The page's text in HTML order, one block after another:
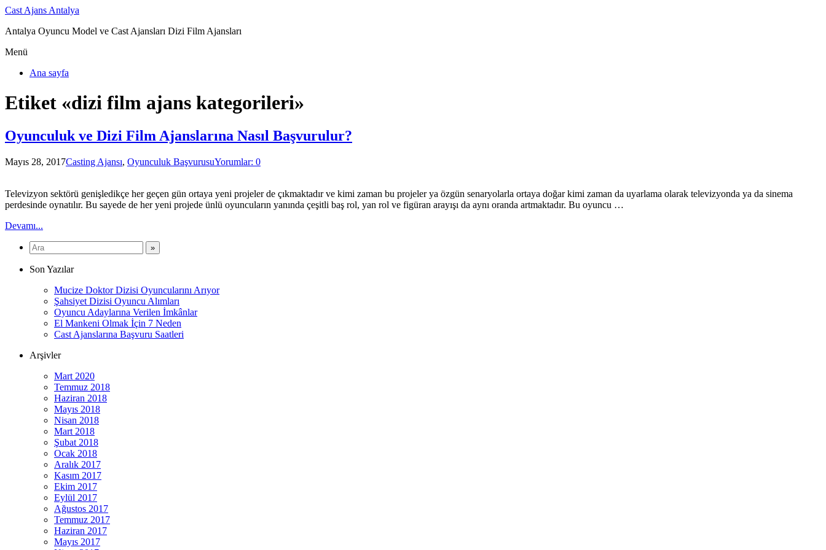
Cast Ajans Antalya
Antalya Oyuncu Model ve Cast Ajansları Dizi Film Ajansları
Menü
Ana sayfa
Etiket «dizi film ajans kategorileri»
Oyunculuk ve Dizi Film Ajanslarına Nasıl Başvurulur?
Mayıs 28, 2017Casting Ajansı, Oyunculuk BaşvurusuYorumlar: 0
Televizyon sektörü genişledikçe her geçen gün ortaya yeni projeler de çıkmaktadır ve kimi zaman bu projeler ya özgün senaryolarla ortaya doğar kimi zaman da uyarlama olarak televizyonda ya da sinema
perdesinde oynatılır. Bu sayede de her yeni projede ünlü oyuncuların yanında çeşitli baş rol, yan rol ve figüran arayışı da aynı oranda artmaktadır. Bu oyuncu …
Devamı...
Son Yazılar
Mucize Doktor Dizisi Oyuncularını Arıyor
Şahsiyet Dizisi Oyuncu Alımları
Oyuncu Adaylarına Verilen İmkânlar
El Mankeni Olmak İçin 7 Neden
Cast Ajanslarına Başvuru Saatleri
Arşivler
Mart 2020
Temmuz 2018
Haziran 2018
Mayıs 2018
Nisan 2018
Mart 2018
Şubat 2018
Ocak 2018
Aralık 2017
Kasım 2017
Ekim 2017
Eylül 2017
Ağustos 2017
Temmuz 2017
Haziran 2017
Mayıs 2017